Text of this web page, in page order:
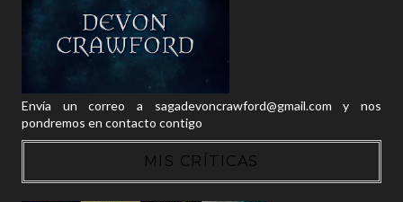
Envía un correo a sagadevoncrawford@gmail.com y nos
pondremos en contacto contigo
MIS CRÍTICAS